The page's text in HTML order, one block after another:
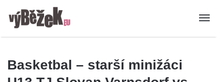
Basketbal – starší minižáci